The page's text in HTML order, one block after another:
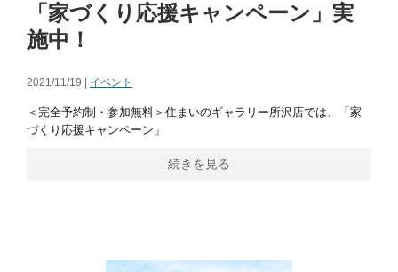
「家づくり応援キャンペーン」実
施中！
2021/11/19 | イベント
＜完全予約制・参加無料＞住まいのギャラリー所沢店では、「家
づくり応援キャンペーン」
続きを見る